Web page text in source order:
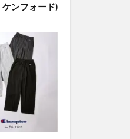
ンフォード)